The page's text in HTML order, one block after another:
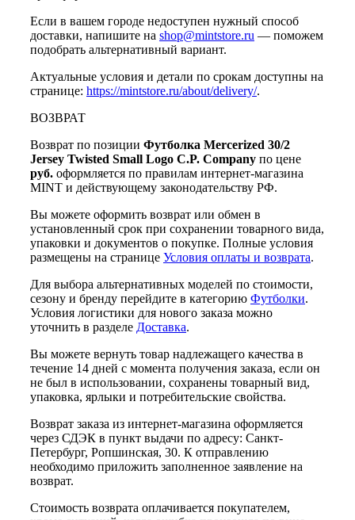
Если в вашем городе недоступен нужный способ
доставки, напишите на shop@mintstore.ru — поможем
подобрать альтернативный вариант.
Актуальные условия и детали по срокам доступны на
странице: https://mintstore.ru/about/delivery/.
ВОЗВРАТ
Возврат по позиции Футболка Mercerized 30/2
Jersey Twisted Small Logo C.P. Company по цене
руб. оформляется по правилам интернет-магазина
MINT и действующему законодательству РФ.
Вы можете оформить возврат или обмен в
установленный срок при сохранении товарного вида,
упаковки и документов о покупке. Полные условия
размещены на странице Условия оплаты и возврата.
Для выбора альтернативных моделей по стоимости,
сезону и бренду перейдите в категорию Футболки.
Условия логистики для нового заказа можно
уточнить в разделе Доставка.
Вы можете вернуть товар надлежащего качества в
течение 14 дней с момента получения заказа, если он
не был в использовании, сохранены товарный вид,
упаковка, ярлыки и потребительские свойства.
Возврат заказа из интернет-магазина оформляется
через СДЭК в пункт выдачи по адресу: Санкт-
Петербург, Ропшинская, 30. К отправлению
необходимо приложить заполненное заявление на
возврат.
Стоимость возврата оплачивается покупателем,